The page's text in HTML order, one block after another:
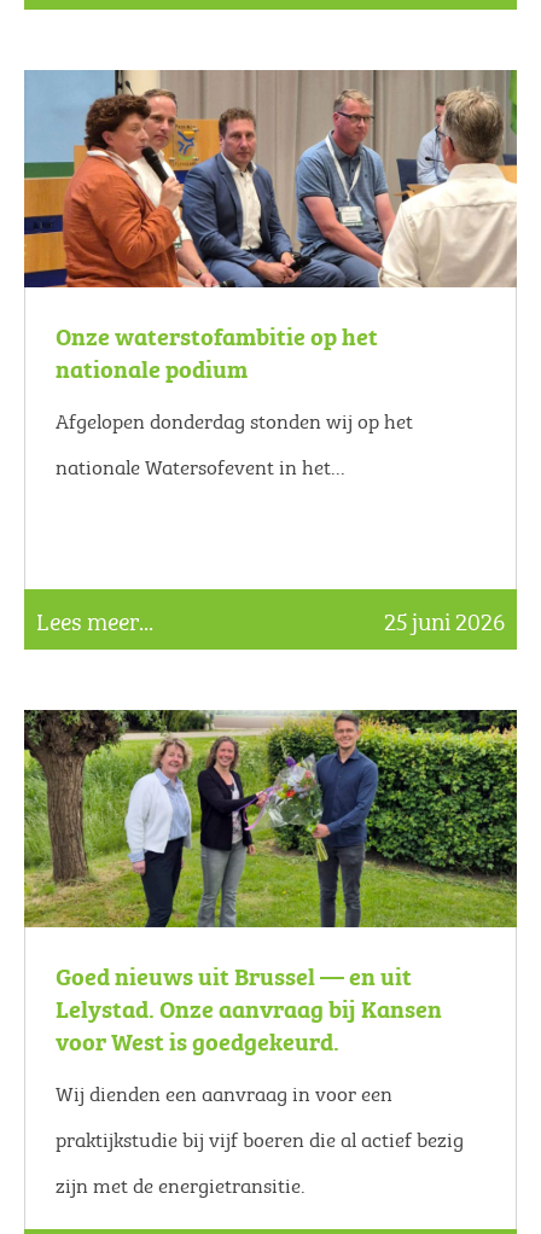
Onze waterstofambitie op het
nationale podium
Afgelopen donderdag stonden wij op het
nationale Watersofevent in het...
Lees meer... 25 juni 2026
Goed nieuws uit Brussel — en uit
Lelystad. Onze aanvraag bij Kansen
voor West is goedgekeurd.
Wij dienden een aanvraag in voor een
praktijkstudie bij vijf boeren die al actief bezig
zijn met de energietransitie.